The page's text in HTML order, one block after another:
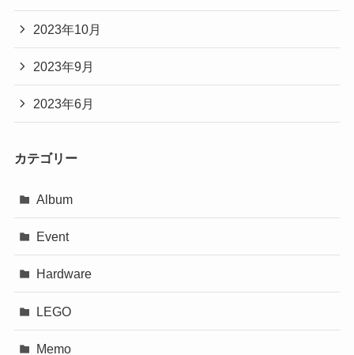
2023年10月
2023年9月
2023年6月
カテゴリー
Album
Event
Hardware
LEGO
Memo